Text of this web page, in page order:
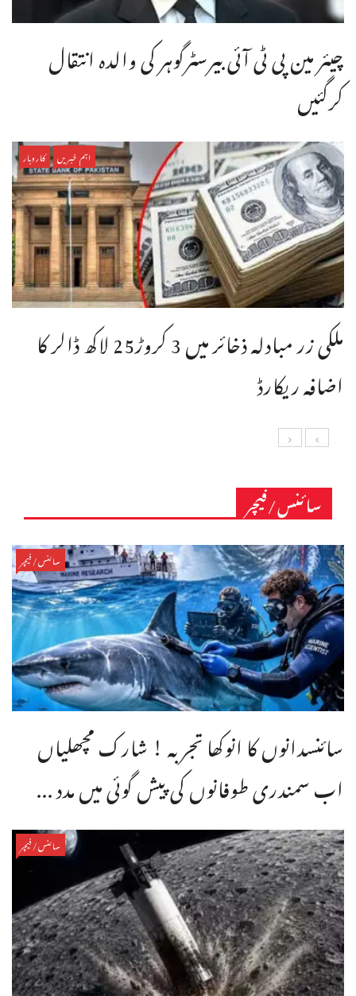
چیئر مین پی ٹی آئی بیرسٹرگوہر کی والدہ انتقال
کرگئیں
اہم خبریں کاروبار
ملکی زر مبادلہ ذخائر میں 3 کروڑ25 لاکھ ڈالر کا
اضافہ ریکارڈ
سائنس/فیچر
سائنس/فیچر
سائنسدانوں کا انوکھا تجربہ ! شارک مچھلیاں
اب سمندری طوفانوں کی پیش گوئی میں مدد ...
سائنس/فیچر